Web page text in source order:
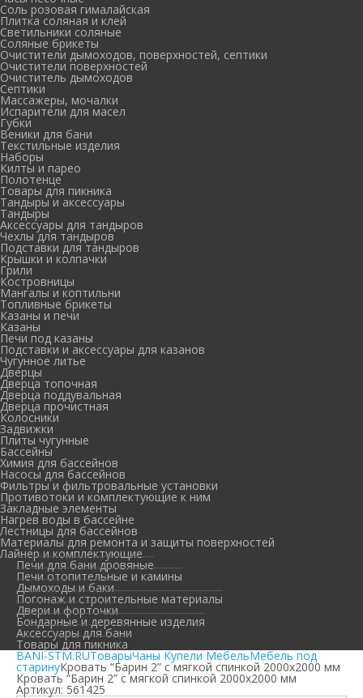
Соль розовая гималайская
Плитка соляная и клей
Светильники соляные
Соляные брикеты
Очистители дымоходов, поверхностей, септики
Очистители поверхностей
Очиститель дымоходов
Септики
Массажеры, мочалки
Испарители для масел
Губки
Веники для бани
Текстильные изделия
Наборы
Килты и парео
Полотенце
Товары для пикника
Тандыры и аксессуары
Тандыры
Аксессуары для тандыров
Чехлы для тандыров
Подставки для тандыров
Крышки и колпачки
Грили
Костровницы
Мангалы и коптильни
Топливные брикеты
Казаны и печи
Казаны
Печи под казаны
Подставки и аксессуары для казанов
Чугунное литье
Дверцы
Дверца топочная
Дверца поддувальная
Дверца прочистная
Колосники
Задвижки
Плиты чугунные
Бассейны
Химия для бассейнов
Насосы для бассейнов
Фильтры и фильтровальные установки
Противотоки и комплектующие к ним
Закладные элементы
Нагрев воды в бассейне
Лестницы для бассейнов
Материалы для ремонта и защиты поверхностей
Лайнер и комплектующие
Печи для бани дровяные
Печи отопительные и камины
Дымоходы и баки
Погонаж и строительные материалы
Двери и форточки
Бондарные и деревянные изделия
Аксессуары для бани
Товары для пикника
BANI-STM.RUТоварыЧаны Купели МебельМебель под
старинуКровать “Барин 2” с мягкой спинкой 2000х2000 мм
Кровать “Барин 2” с мягкой спинкой 2000х2000 мм
Артикул: 561425